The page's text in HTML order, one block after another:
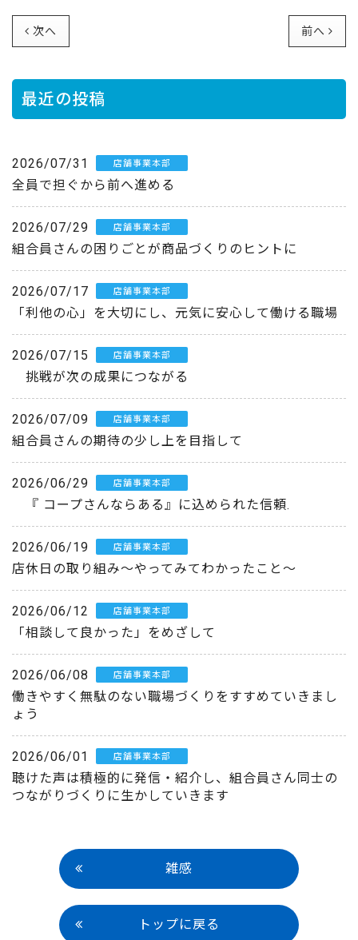
次へ 前へ
最近の投稿
2026/07/31 店舗事業本部
全員で担ぐから前へ進める
2026/07/29 店舗事業本部
組合員さんの困りごとが商品づくりのヒントに
2026/07/17 店舗事業本部
「利他の心」を大切にし、元気に安心して働ける職場
2026/07/15 店舗事業本部
挑戦が次の成果につながる
2026/07/09 店舗事業本部
組合員さんの期待の少し上を目指して
2026/06/29 店舗事業本部
『 コープさんならある』に込められた信頼.
2026/06/19 店舗事業本部
店休日の取り組み～やってみてわかったこと～
2026/06/12 店舗事業本部
「相談して良かった」をめざして
2026/06/08 店舗事業本部
働きやすく無駄のない職場づくりをすすめていきまし
ょう
2026/06/01 店舗事業本部
聴けた声は積極的に発信・紹介し、組合員さん同士の
つながりづくりに生かしていきます
雑感
トップに戻る